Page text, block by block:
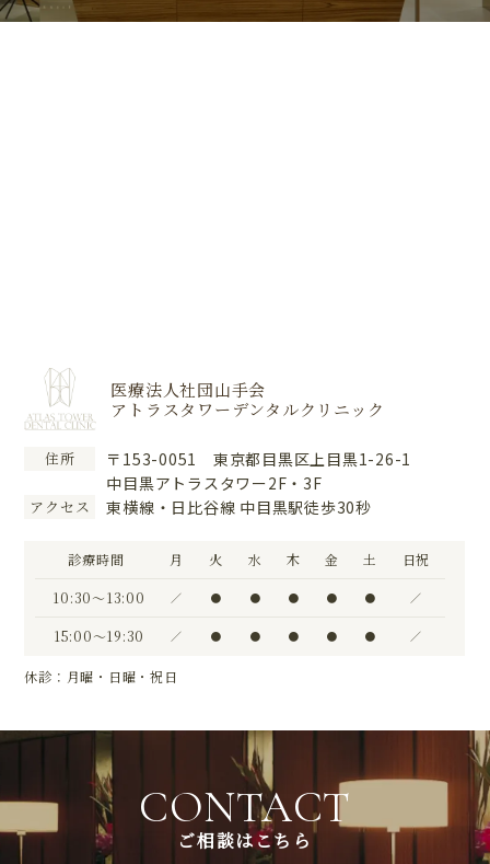
医療法人社団山手会
アトラスタワーデンタルクリニック
住所
〒153-0051 東京都目黒区上目黒1-26-1
中目黒アトラスタワー2F・3F
アクセス 東横線・日比谷線 中目黒駅徒歩30秒
診療時間 月 火 水 木 金 土 日祝
10:30〜13:00 ／ ● ● ● ● ● ／
15:00〜19:30 ／ ● ● ● ● ● ／
休診：月曜・日曜・祝日
CONTACT
ご相談はこちら